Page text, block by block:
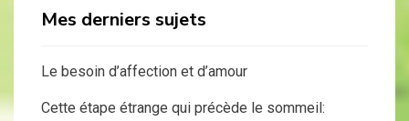
Mes derniers sujets
Le besoin d’affection et d’amour
Cette étape étrange qui précède le sommeil: